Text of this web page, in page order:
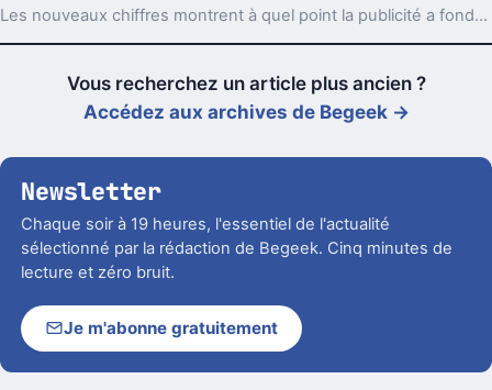
Les nouveaux chiffres montrent à quel point la publicité a fondu sur X depuis 2022. Et même en légère hausse sur un trimestre, elle pèse peu dans l’ensemble.
Vous recherchez un article plus ancien ?
Accédez aux archives de Begeek →
Newsletter
Chaque soir à 19 heures, l'essentiel de l'actualité
sélectionné par la rédaction de Begeek. Cinq minutes de
lecture et zéro bruit.
Je m'abonne gratuitement